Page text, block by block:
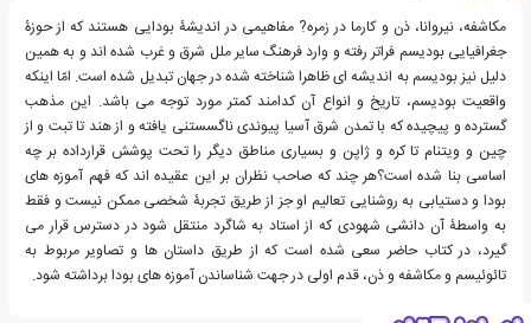
مکاشفه، نیروانا، ذن و کارما در زمره? مفاهیمی در اندیشۀ بودایی هستند که از حوزۀ
جغرافیایی بودیسم فراتر رفته و وارد فرهنگ سایر ملل شرق و غرب شده اند و به همین
دلیل نیز بودیسم به اندیشه ای ظاهرا شناخته شده در جهان تبدیل شده است. امّا اینکه
واقعیت بودیسم، تاریخ و انواع آن کدامند کمتر مورد توجه می باشد. این مذهب
گسترده و پیچیده که با تمدن شرق آسیا پیوندی ناگسستنی یافته و از هند تا تبت و از
چین و ویتنام تا کره و ژاپن و بسیاری مناطق دیگر را تحت پوشش قرارداده بر چه
اساسی بنا شده است؟هر چند که صاحب نظران بر این عقیده اند که فهم آموزه های
بودا و دستیابی به روشنایی تعالیم او جز از طریق تجربۀ شخصی ممکن نیست و فقط
به واسطۀ آن دانشی شهودی که از استاد به شاگرد منتقل شود در دسترس قرار می
گیرد، در کتاب حاضر سعی شده است که از طریق داستان ها و تصاویر مربوط به
تائوئیسم و مکاشفه و ذن، قدم اولی در جهت شناساندن آموزه های بودا برداشته شود.